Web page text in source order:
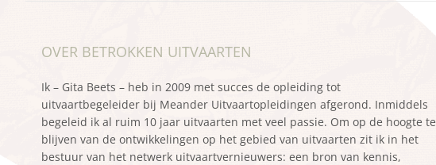
OVER BETROKKEN UITVAARTEN
Ik – Gita Beets – heb in 2009 met succes de opleiding tot
uitvaartbegeleider bij Meander Uitvaartopleidingen afgerond. Inmiddels
begeleid ik al ruim 10 jaar uitvaarten met veel passie. Om op de hoogte te
blijven van de ontwikkelingen op het gebied van uitvaarten zit ik in het
bestuur van het netwerk uitvaartvernieuwers: een bron van kennis,